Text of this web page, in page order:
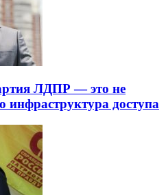
ЛДПР — это не
инфраструктура доступа